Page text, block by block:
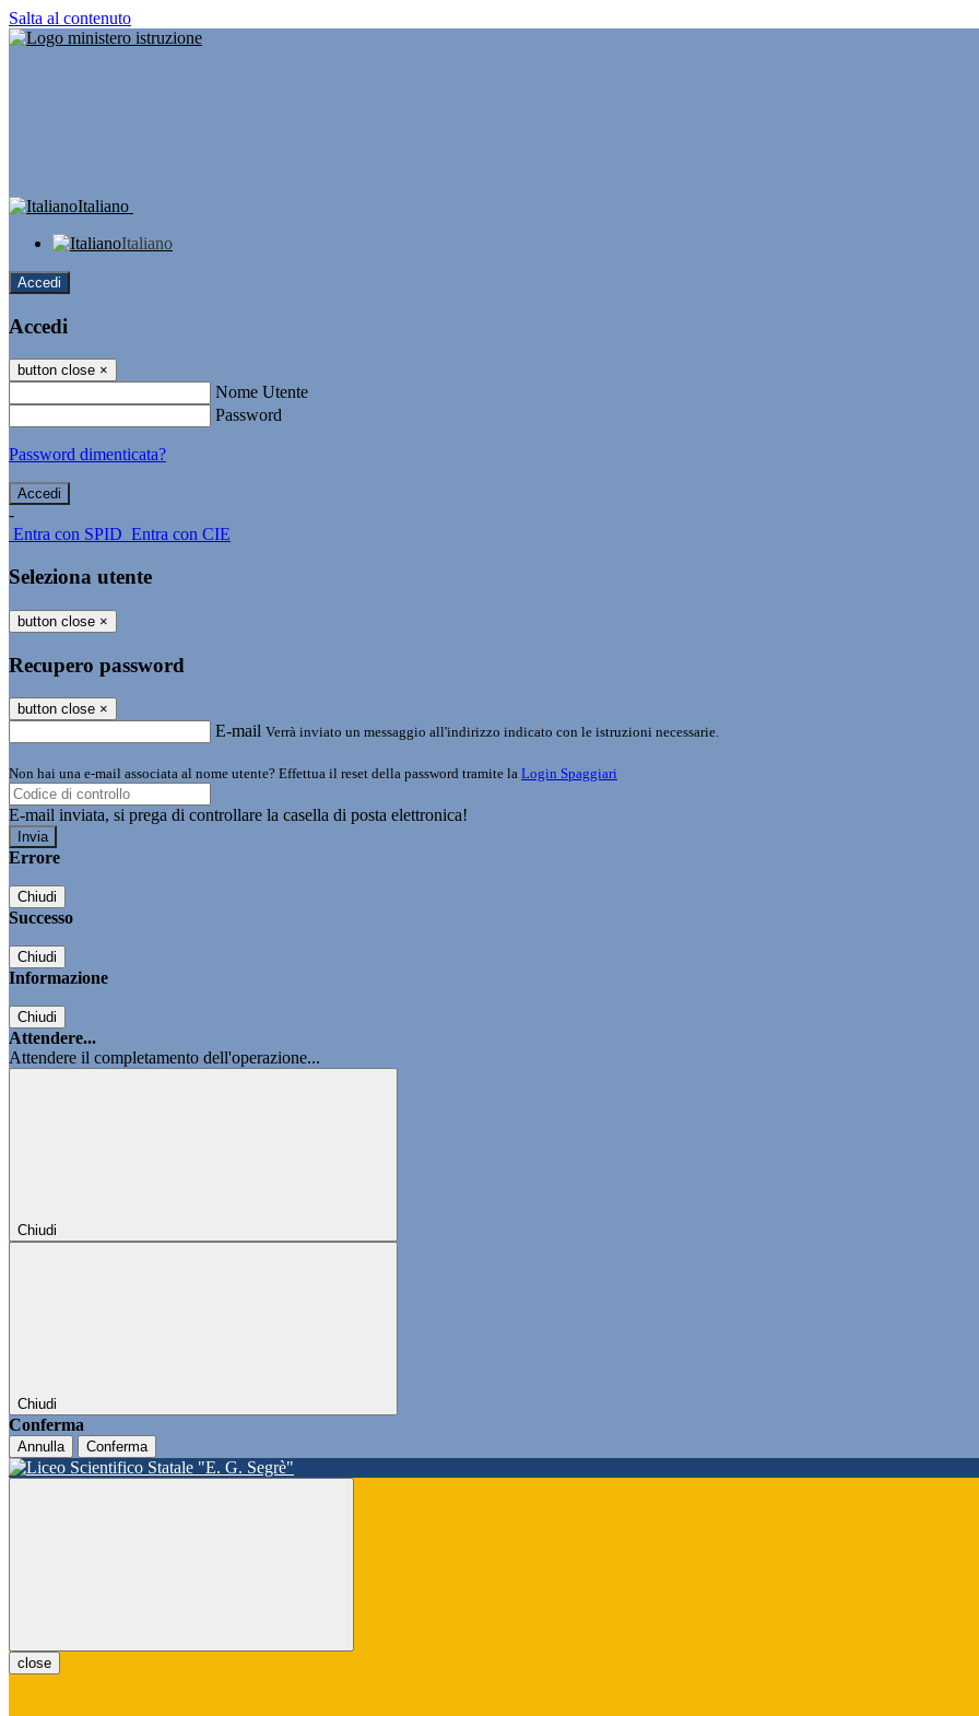
Salta al contenuto
Italiano
Italiano
Accedi
Accedi
button close ×
Nome Utente
Password
Password dimenticata?
-
Entra con SPID Entra con CIE
Seleziona utente
button close ×
Recupero password
button close ×
E-mail Verrà inviato un messaggio all'indirizzo indicato con le istruzioni necessarie.
Non hai una e-mail associata al nome utente? Effettua il reset della password tramite la Login Spaggiari
E-mail inviata, si prega di controllare la casella di posta elettronica!
Errore
Chiudi
Successo
Chiudi
Informazione
Chiudi
Attendere...
Attendere il completamento dell'operazione...
Chiudi
Chiudi
Conferma
Annulla Conferma
close